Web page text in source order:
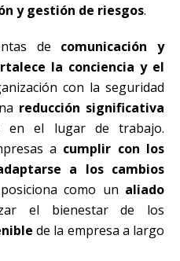
y gestión de riesgos.
de comunicación y
la conciencia y el
con la seguridad
reducción significativa
en el lugar de trabajo.
a cumplir con los
a los cambios
como un aliado
el bienestar de los
de la empresa a largo